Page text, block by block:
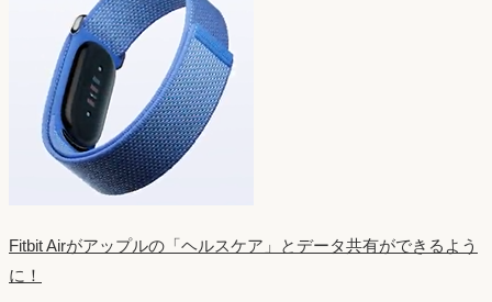
Fitbit Airがアップルの「ヘルスケア」とデータ共有ができるよう
に！